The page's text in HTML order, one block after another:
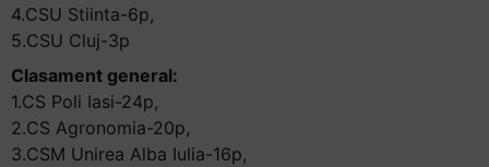
4.CSU Stiinta-6p,
5.CSU Cluj-3p
Clasament general:
1.CS Poli Iasi-24p,
2.CS Agronomia-20p,
3.CSM Unirea Alba Iulia-16p,